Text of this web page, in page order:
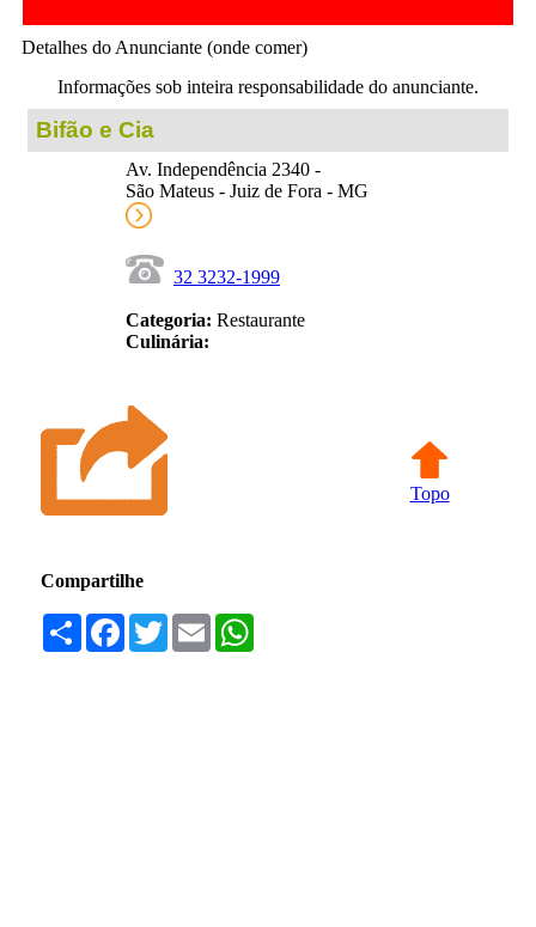
Detalhes do Anunciante (onde comer)
Informações sob inteira responsabilidade do anunciante.
Bifão e Cia
Av. Independência 2340 -
São Mateus - Juiz de Fora - MG
32 3232-1999
Categoria: Restaurante
Culinária:
Topo
Compartilhe
Compartilhar
Facebook
TwitterEmail